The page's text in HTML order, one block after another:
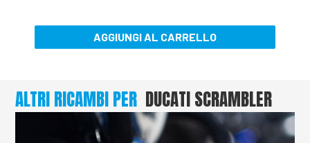
AGGIUNGI AL CARRELLO
ALTRI RICAMBI PER DUCATI SCRAMBLER